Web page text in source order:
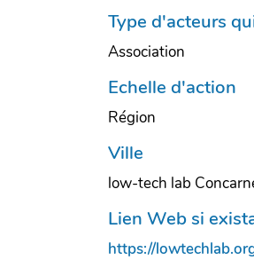
Type d'acteurs
Association
Echelle d'action
Région
Ville
low-tech lab
Lien Web si
https://